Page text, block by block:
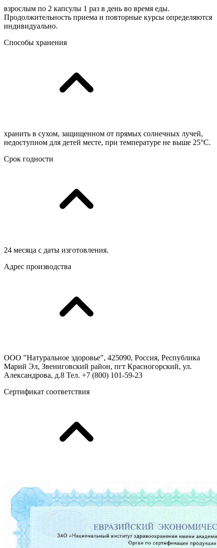
взрослым по 2 капсулы 1 раз в день во время еды.
Продолжительность приема и повторные курсы определяются
индивидуально.
Способы хранения
хранить в сухом, защищенном от прямых солнечных лучей,
недоступном для детей месте, при температуре не выше 25°C.
Срок годности
24 месяца с даты изготовления.
Адрес производства
ООО "Натуральное здоровье", 425090, Россия, Республика
Марий Эл, Звениговский район, пгт Красногорский, ул.
Александрова, д.8 Тел. +7 (800) 101-59-23
Сертификат соответствия